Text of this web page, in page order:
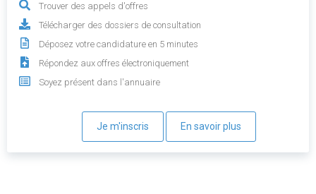
Trouver des appels d'offres
Télécharger des dossiers de consultation
Déposez votre candidature en 5 minutes
Répondez aux offres électroniquement
Soyez présent dans l'annuaire
Je m'inscris En savoir plus